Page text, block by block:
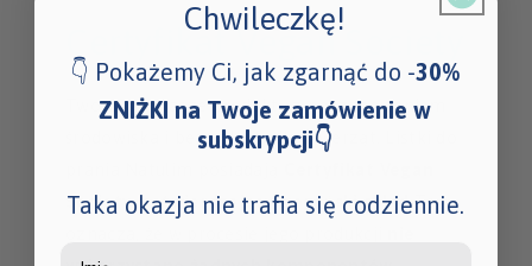
Certyfikat Vegan Society
Tworzymy nasze produkty z poszanowaniem
środowiska i bez szkody dla zwierząt. Listki do
Society, potwierdzający wegański skład.To
Chwileczkę!
👇 Pokażemy Ci, jak zgarnąć do -30%
ZNIŻKI na Twoje zamówienie w
subskrypcji👇
Taka okazja nie trafia się codziennie.